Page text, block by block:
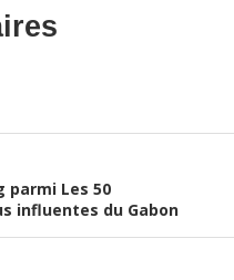
parmi Les 50
influentes du Gabon